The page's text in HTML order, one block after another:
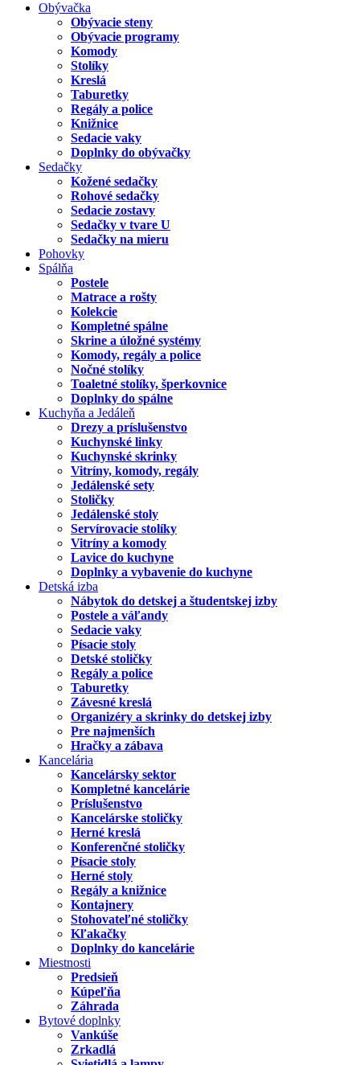
Obývačka
Obývacie steny
Obývacie programy
Komody
Stolíky
Kreslá
Taburetky
Regály a police
Knižnice
Sedacie vaky
Doplnky do obývačky
Sedačky
Kožené sedačky
Rohové sedačky
Sedacie zostavy
Sedačky v tvare U
Sedačky na mieru
Pohovky
Spálňa
Postele
Matrace a rošty
Kolekcie
Kompletné spálne
Skrine a úložné systémy
Komody, regály a police
Nočné stolíky
Toaletné stolíky, šperkovnice
Doplnky do spálne
Kuchyňa a Jedáleň
Drezy a príslušenstvo
Kuchynské linky
Kuchynské skrinky
Vitríny, komody, regály
Jedálenské sety
Stoličky
Jedálenské stoly
Servírovacie stolíky
Vitríny a komody
Lavice do kuchyne
Doplnky a vybavenie do kuchyne
Detská izba
Nábytok do detskej a študentskej izby
Postele a váľandy
Sedacie vaky
Písacie stoly
Detské stoličky
Regály a police
Taburetky
Závesné kreslá
Organizéry a skrinky do detskej izby
Pre najmenších
Hračky a zábava
Kancelária
Kancelársky sektor
Kompletné kancelárie
Príslušenstvo
Kancelárske stoličky
Herné kreslá
Konferenčné stoličky
Písacie stoly
Herné stoly
Regály a knižnice
Kontajnery
Stohovateľné stoličky
Kľakačky
Doplnky do kancelárie
Miestnosti
Predsieň
Kúpeľňa
Záhrada
Bytové doplnky
Vankúše
Zrkadlá